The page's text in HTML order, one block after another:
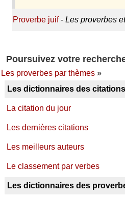
Proverbe juif-Les proverbes
Poursuivez votre
Les proverbes par thèmes»
Les dictionnaires des
La citation du jour
Les dernières citations
Les meilleurs auteurs
Le classement par verbes
Les dictionnaires des